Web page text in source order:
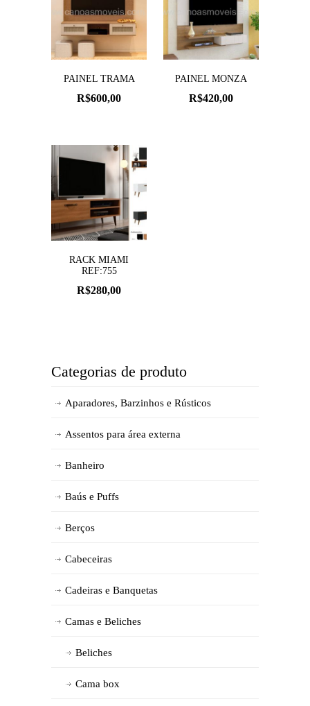
PAINEL TRAMA
R$600,00
PAINEL MONZA
R$420,00
RACK MIAMI
REF:755
R$280,00
Categorias de produto
Aparadores, Barzinhos e Rústicos
Assentos para área externa
Banheiro
Baús e Puffs
Berços
Cabeceiras
Cadeiras e Banquetas
Camas e Beliches
Beliches
Cama box